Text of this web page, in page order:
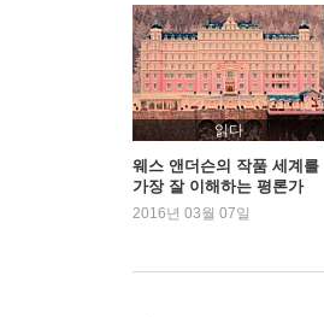
읽다
웨스 앤더슨의 작품 세계를
가장 잘 이해하는 평론가
2016년 03월 07일